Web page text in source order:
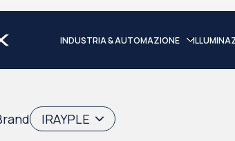
INDUSTRIA & AUTOMAZIONE
IRAYPLE